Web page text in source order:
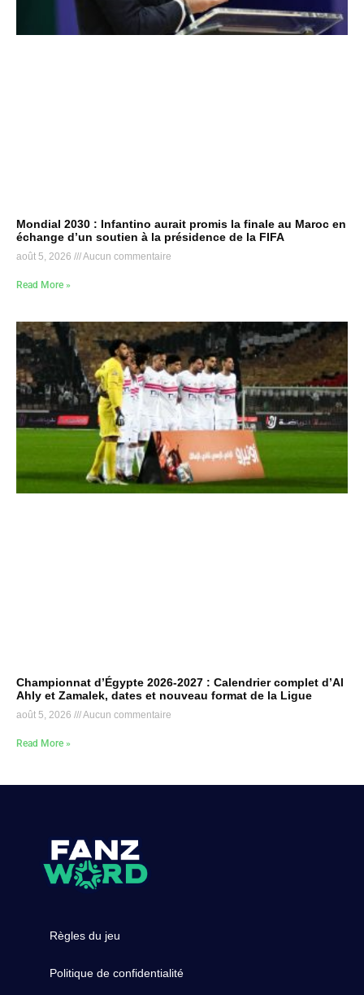
Mondial 2030 : Infantino aurait promis la finale au Maroc en
échange d’un soutien à la présidence de la FIFA
août 5, 2026 Aucun commentaire
Read More »
Championnat d’Égypte 2026-2027 : Calendrier complet d’Al
Ahly et Zamalek, dates et nouveau format de la Ligue
août 5, 2026 Aucun commentaire
Read More »
Règles du jeu
Politique de confidentialité